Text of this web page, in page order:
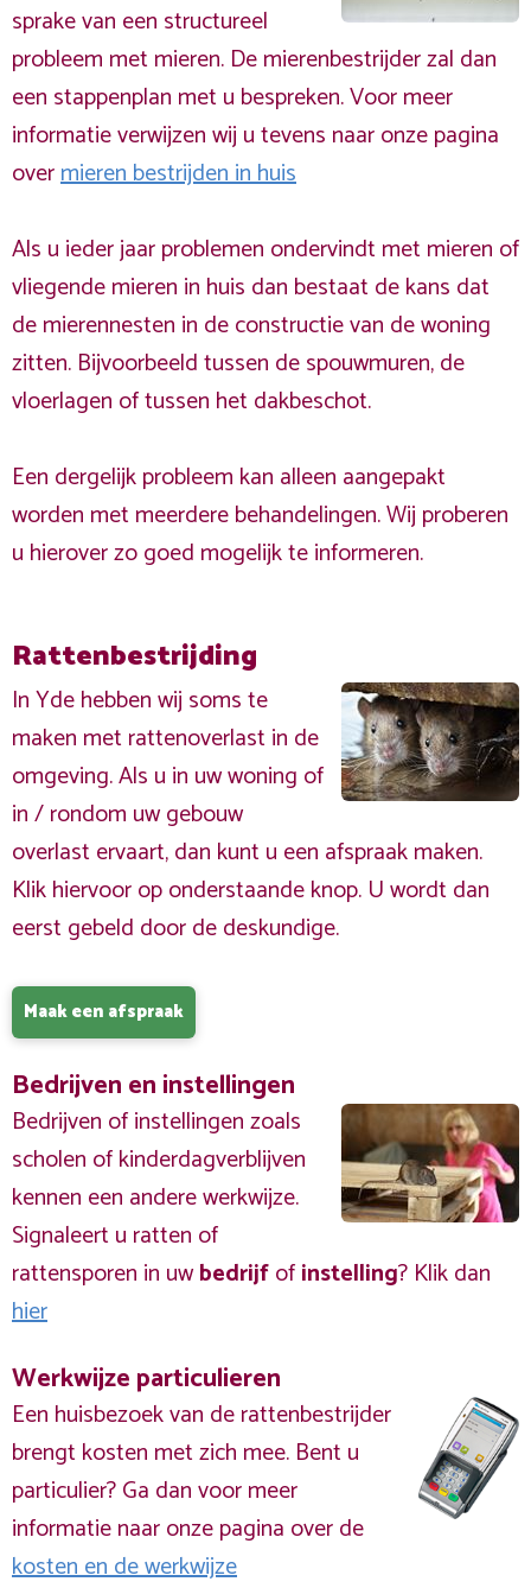
sprake van een structureel
probleem met mieren. De mierenbestrijder zal dan
een stappenplan met u bespreken. Voor meer
informatie verwijzen wij u tevens naar onze pagina
overmieren bestrijden in huis
Als u ieder jaar problemen ondervindt met mieren of
vliegende mieren in huis dan bestaat de kans dat
de mierennesten in de constructie van de woning
zitten. Bijvoorbeeld tussen de spouwmuren, de
vloerlagen of tussen het dakbeschot.
Een dergelijk probleem kan alleen aangepakt
worden met meerdere behandelingen. Wij proberen
u hierover zo goed mogelijk te informeren.
Rattenbestrijding
In Yde hebben wij soms te
maken met rattenoverlast in de
omgeving. Als u in uw woning of
in / rondom uw gebouw
overlast ervaart, dan kunt u een afspraak maken.
Klik hiervoor op onderstaande knop. U wordt dan
eerst gebeld door de deskundige.
Maak een afspraak
Bedrijven en instellingen
Bedrijven of instellingen zoals
scholen of kinderdagverblijven
kennen een andere werkwijze.
Signaleert u ratten of
rattensporen in uwbedrijfofinstelling? Klik dan
hier
Werkwijze particulieren
Een huisbezoek van de rattenbestrijder
brengt kosten met zich mee. Bent u
particulier? Ga dan voor meer
informatie naar onze pagina over de
kosten en de werkwijze